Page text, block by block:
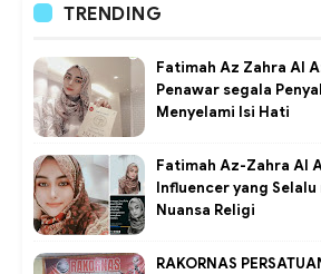
TRENDING
Fatimah Az Zahra Al
Penawar segala
Menyelami Isi Hati
Fatimah Az-Zahra Al
Influencer yang
Nuansa Religi
RAKORNAS